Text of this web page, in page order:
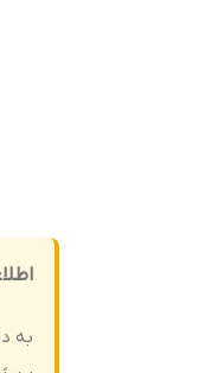
به